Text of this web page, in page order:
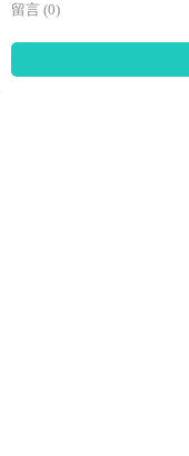
留言 (0)